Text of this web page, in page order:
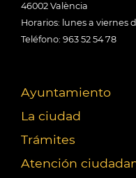
46002 València
Horarios: lunes a viernes
Teléfono: 963 52 54 78
Ayuntamiento
La ciudad
Trámites
Atención